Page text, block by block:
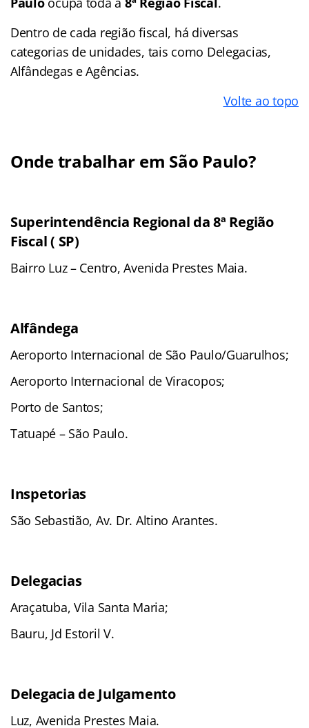
Dentro de cada região fiscal, há diversas
categorias de unidades, tais como Delegacias,
Alfândegas e Agências.
Volte ao topo
Onde trabalhar em São Paulo?
Superintendência Regional da 8ª Região
Fiscal ( SP)
Bairro Luz – Centro, Avenida Prestes Maia.
Alfândega
Aeroporto Internacional de São Paulo/Guarulhos;
Aeroporto Internacional de Viracopos;
Porto de Santos;
Tatuapé – São Paulo.
Inspetorias
São Sebastião, Av. Dr. Altino Arantes.
Delegacias
Araçatuba, Vila Santa Maria;
Bauru, Jd Estoril V.
Delegacia de Julgamento
Luz, Avenida Prestes Maia.